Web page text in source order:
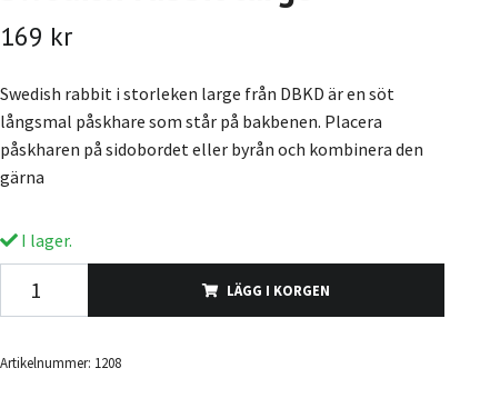
169 kr
Swedish rabbit i storleken large från DBKD är en söt
långsmal påskhare som står på bakbenen. Placera
påskharen på sidobordet eller byrån och kombinera den
gärna
I lager.
LÄGG I KORGEN
Artikelnummer: 1208